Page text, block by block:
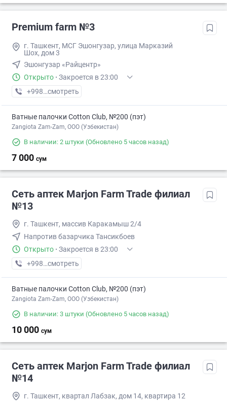
Premium farm №3
г. Ташкент, МСГ Эшонгузар, улица Марказий
Шох, дом 3
Эшонгузар «Райцентр»
Открыто · Закроется в 23:00
+998 (95) XXX-XX-XX
смотреть
Ватные палочки Cotton Club, №200 (пэт)
Zangiota Zam-Zam, OOO (Узбекистан)
В наличии: 2 штуки (Обновлено 5 часов назад)
7 000 сум
Сеть аптек Marjon Farm Trade филиал
№13
г. Ташкент, массив Каракамыш 2/4
Напротив базарчика Тансикбоев
Открыто · Закроется в 23:00
+998 (77) XXX-XX-XX
смотреть
Ватные палочки Cotton Club, №200 (пэт)
Zangiota Zam-Zam, OOO (Узбекистан)
В наличии: 3 штуки (Обновлено 5 часов назад)
10 000 сум
Сеть аптек Marjon Farm Trade филиал
№14
г. Ташкент, квартал Лабзак, дом 14, квартира 12